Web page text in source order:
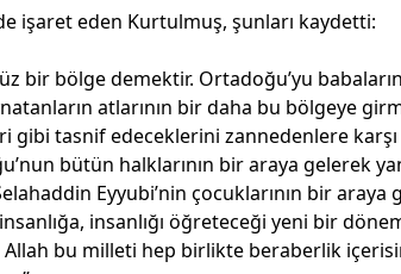
işaret eden Kurtulmuş, şunları kaydetti:
bir bölge demektir. Ortadoğu’yu
atlarının bir daha bu bölgeye
gibi tasnif edeceklerini zannedenlere
bütün halklarının bir araya gelerek
Selahaddin Eyyubi’nin çocuklarının bir
insanlığı öğreteceği yeni bir
Allah bu milleti hep birlikte beraberlik